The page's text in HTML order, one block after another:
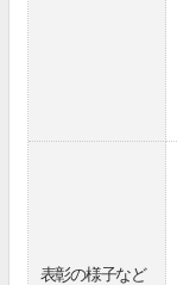
表彰の様子など